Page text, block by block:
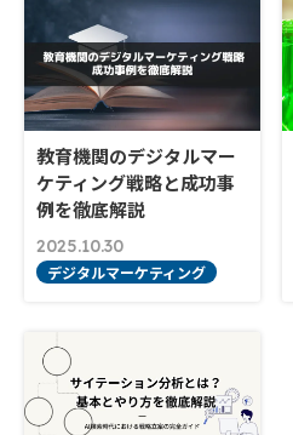
教育機関のデジタルマー
ケティング戦略と成功事
例を徹底解説
2025.10.30
デジタルマーケティング